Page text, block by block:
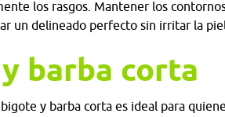
los rasgos. Mantener los
un delineado perfecto sin irritar la
barba corta
y barba corta es ideal para